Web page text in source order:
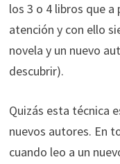
los 3 o 4 libros que
atención y con ello
novela y un nuevo
descubrir).
Quizás esta técnica
nuevos autores. En
cuando leo a un